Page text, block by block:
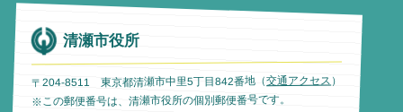
清瀬市役所
〒204-8511 東京都清瀬市中里5丁目842番地（交通アクセス ）
※この郵便番号は、清瀬市役所の個別郵便番号です。